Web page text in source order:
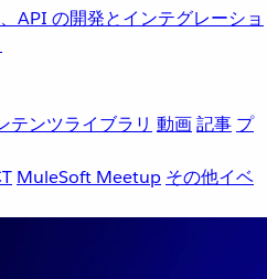
API の開発とインテグレーショ
テンツライブラリ 動画記事 プ
MuleSoft Meetup その他イベ